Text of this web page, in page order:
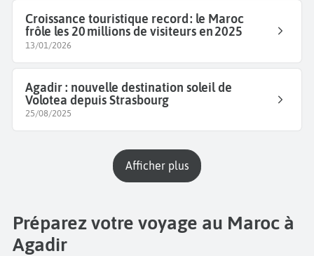
Croissance touristique record : le Maroc
frôle les 20 millions de visiteurs en 2025
13/01/2026
Agadir : nouvelle destination soleil de
Volotea depuis Strasbourg
25/08/2025
Afficher plus
Préparez votre voyage au Maroc à
Agadir